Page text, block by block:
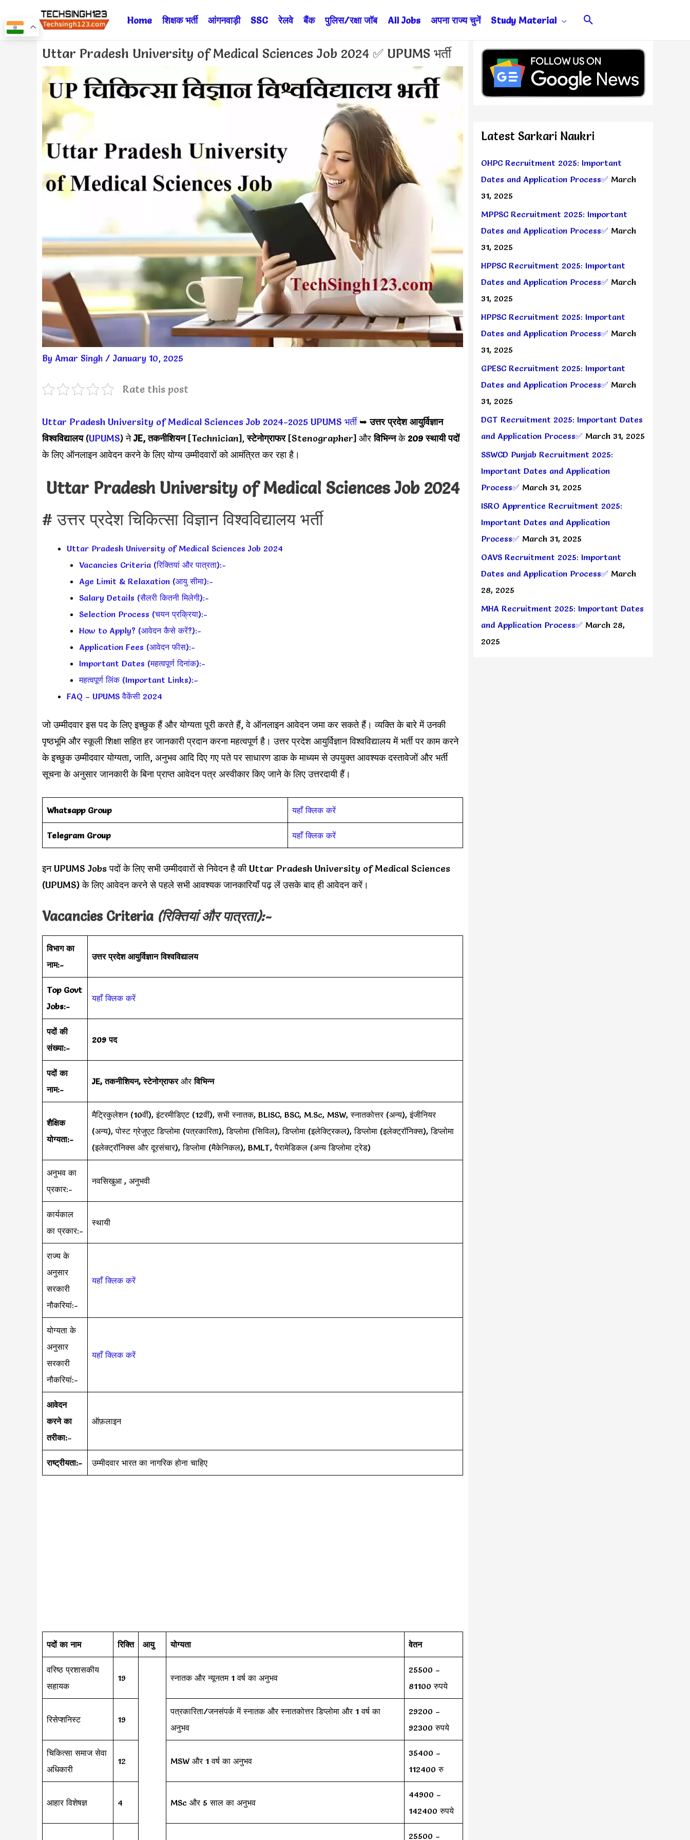
to
Home शिक्षक भर्ती आंगनवाड़ी SSC रेलवे बैंक पुलिस/रक्षा जॉब All Jobs अपना राज्य चुनें Study Material Search
Uttar Pradesh University of Medical Sciences Job 2024 ✅ UPUMS भर्ती
By Amar Singh / January 10, 2025
Rate this post
Uttar Pradesh University of Medical Sciences Job 2024-2025 UPUMS भर्ती ➥उत्तर प्रदेश आयुर्विज्ञान
विश्वविद्यालय(UPUMS) नेJE, तकनीशियन[Technician], स्टेनोग्राफर[Stenographer] औरविभिन्नके 209 स्थायी पदों
के लिए ऑनलाइन आवेदन करने के लिए योग्य उम्मीदवारों को आमंत्रित कर रहा है।
Uttar Pradesh University of Medical Sciences Job 2024
# उत्तर प्रदेश चिकित्सा विज्ञान विश्वविद्यालय भर्ती
Uttar Pradesh University of Medical Sciences Job 2024
Vacancies Criteria (रिक्तियां और पात्रता):-
Age Limit & Relaxation (आयु सीमा):-
Salary Details (सैलरी कितनी मिलेगी):-
Selection Process (चयन प्रक्रिया):-
How to Apply? (आवेदन कैसे करें?):-
Application Fees (आवेदन फीस):-
Important Dates (महत्वपूर्ण दिनांक):-
महत्वपूर्ण लिंक (Important Links):–
FAQ – UPUMS वैकेंसी 2024
जो उम्मीदवार इस पद के लिए इच्छुक हैं और योग्यता पूरी करते हैं, वे ऑनलाइन आवेदन जमा कर सकते हैं। व्यक्ति के बारे में उनकी
पृष्ठभूमि और स्कूली शिक्षा सहित हर जानकारी प्रदान करना महत्वपूर्ण है। उत्तर प्रदेश आयुर्विज्ञान विश्वविद्यालय में भर्ती पर काम करने
के इच्छुक उम्मीदवार योग्यता, जाति, अनुभव आदि दिए गए पते पर साधारण डाक के माध्यम से उपयुक्त आवश्यक दस्तावेजों और भर्ती
सूचना के अनुसार जानकारी के बिना प्राप्त आवेदन पत्र अस्वीकार किए जाने के लिए उत्तरदायी हैं।
Whatsapp Group यहाँ क्लिक करें
Telegram Group यहाँ क्लिक करें
इन UPUMS Jobs पदों के लिए सभी उम्मीदवारों से निवेदन है की Uttar Pradesh University of Medical Sciences
(UPUMS) के लिए आवेदन करने से पहले सभी आवश्यक जानकारियाँ पढ़ लें उसके बाद ही आवेदन करें।
Vacancies Criteria (रिक्तियां और पात्रता):-
विभाग का
नाम:-
उत्तर प्रदेश आयुर्विज्ञान विश्वविद्यालय
Top Govt
Jobs:-
यहाँ क्लिक करें
पदों की
संख्या:-
209 पद
पदों का
नाम:-
JE, तकनीशियन, स्टेनोग्राफर औरविभिन्न
शैक्षिक
योग्यता:-
मैट्रिकुलेशन (10वीं), इंटरमीडिएट (12वीं), सभी स्नातक, BLISC, BSC, M.Sc, MSW, स्नातकोत्तर (अन्य), इंजीनियर
(अन्य), पोस्ट ग्रेजुएट डिप्लोमा (पत्रकारिता), डिप्लोमा (सिविल), डिप्लोमा (इलेक्ट्रिकल), डिप्लोमा (इलेक्ट्रॉनिक्स), डिप्लोमा
(इलेक्ट्रॉनिक्स और दूरसंचार), डिप्लोमा (मैकेनिकल), BMLT, पैरामेडिकल (अन्य डिप्लोमा ट्रेड)
अनुभव का
प्रकार:-
नवसिखुआ , अनुभवी
कार्यकाल
का प्रकार:-
स्थायी
राज्य के
अनुसार
सरकारी
नौकरियां:-
यहाँ क्लिक करें
योग्यता के
अनुसार
सरकारी
नौकरियां:-
यहाँ क्लिक करें
आवेदन
करने का
तरीका:–
ऑफ़लाइन
राष्ट्रीयता:- उम्मीदवार भारत का नागरिक होना चाहिए
पदों का नाम रिक्ति आयु योग्यता वेतन
वरिष्ठ प्रशासकीय
सहायक
19 स्नातक और न्यूनतम 1 वर्ष का अनुभव
25500 –
81100 रुपये
रिसेप्शनिस्ट 19
पत्रकारिता/जनसंपर्क में स्नातक और स्नातकोत्तर डिप्लोमा और 1 वर्ष का
अनुभव
29200 –
92300 रुपये
चिकित्सा समाज सेवा
अधिकारी
12 MSW और 1 वर्ष का अनुभव
35400 –
112400 रु
आहार विशेषज्ञ 4 MSc और 5 साल का अनुभव
44900 –
142400 रुपये
25500 –
Post
navigation
Latest Sarkari Naukri
OHPC Recruitment 2025: Important
Dates and Application Process✅ March
31, 2025
MPPSC Recruitment 2025: Important
Dates and Application Process✅ March
31, 2025
HPPSC Recruitment 2025: Important
Dates and Application Process✅ March
31, 2025
HPPSC Recruitment 2025: Important
Dates and Application Process✅ March
31, 2025
GPESC Recruitment 2025: Important
Dates and Application Process✅ March
31, 2025
DGT Recruitment 2025: Important Dates
and Application Process✅ March 31, 2025
SSWCD Punjab Recruitment 2025:
Important Dates and Application
Process✅ March 31, 2025
ISRO Apprentice Recruitment 2025:
Important Dates and Application
Process✅ March 31, 2025
OAVS Recruitment 2025: Important
Dates and Application Process✅ March
28, 2025
MHA Recruitment 2025: Important Dates
and Application Process✅ March 28,
2025